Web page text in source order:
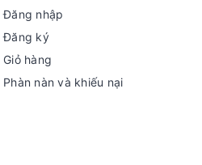
Đăng nhập
Đăng ký
Giỏ hàng
Phàn nàn và khiếu nại